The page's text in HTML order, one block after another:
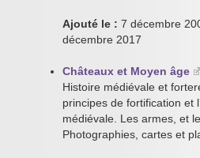
Ajouté le : 7 décembre
décembre 2017
Châteaux et Moyen âge
Histoire médiévale et
principes de fortification et
médiévale. Les armes, et
Photographies, cartes et